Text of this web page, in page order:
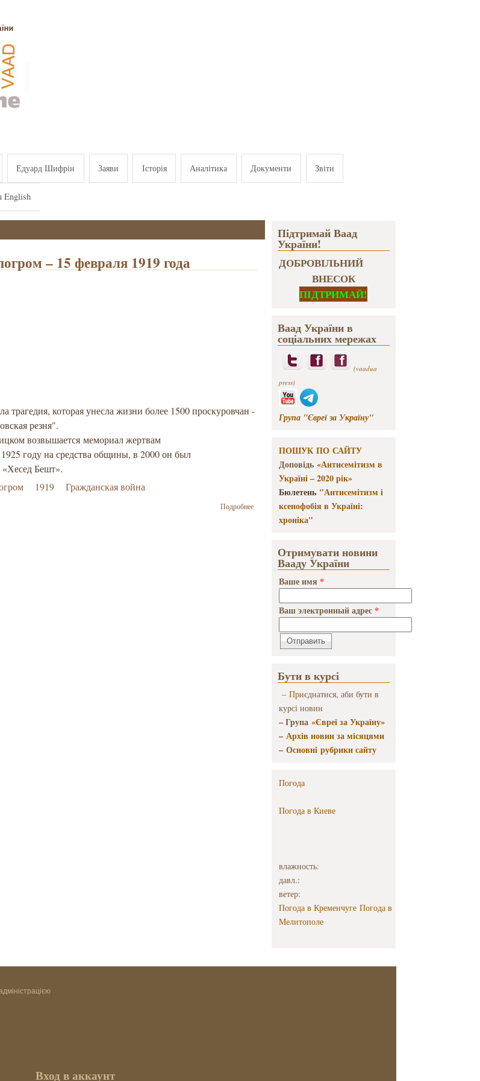
Едуард Шифрін Заяви Історія Аналітика Документи Звіти
English
– 15 февраля 1919 года
трагедия, которая унесла жизни более 1500 проскуровчан -
резня".
возвышаетсямемориал жертвам
году на средства общины, в 2000 он был
Бешт».
1919 Гражданская война
Подробнеео
Проскуровский
погром – 15
Підтримай Ваад
України!
ДОБРОВІЛЬНИЙ
ВНЕСОК
ПІДТРИМАЙ!
Ваад України в
соціальних мережах
(vaadua
press)
Група "Євреї за Україну"
ПОШУК ПО САЙТУ
Доповідь «Антисемітизм в
Україні – 2020 рік»
Бюлетень "Антисемітизм і
ксенофобія в Україні:
хроніка"
Отримувати новини
Вааду України
Ваше имя *
Ваш электронный адрес *
Бути в курсі
– Приєднатися, аби бути в
курсі новин
– Група «Євреї за Україну»
–Архів новин за місяцями
–Основні рубрики сайту
Погода
Погода в Киеве
влажность:
давл.:
ветер:
Погода в Кременчуге Погода в
Мелитополе
Вход в аккаунт